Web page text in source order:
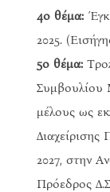
4ο θέμα:
2025.
5ο θέμα:
Συμβουλίου
μέλους ως
2027, στην
Πρόεδρος